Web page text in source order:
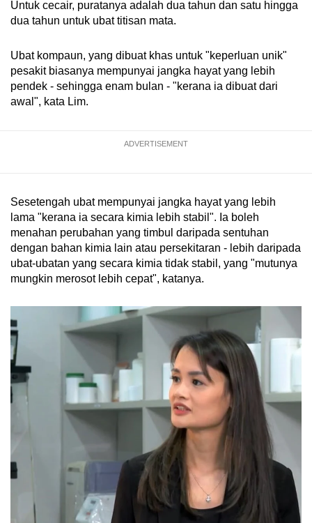
Untuk cecair, puratanya adalah dua tahun dan satu hingga
dua tahun untuk ubat titisan mata.
Ubat kompaun, yang dibuat khas untuk "keperluan unik"
pesakit biasanya mempunyai jangka hayat yang lebih
pendek - sehingga enam bulan - "kerana ia dibuat dari
awal", kata Lim.
ADVERTISEMENT
Sesetengah ubat mempunyai jangka hayat yang lebih
lama "kerana ia secara kimia lebih stabil". Ia boleh
menahan perubahan yang timbul daripada sentuhan
dengan bahan kimia lain atau persekitaran - lebih daripada
ubat-ubatan yang secara kimia tidak stabil, yang "mutunya
mungkin merosot lebih cepat", katanya.